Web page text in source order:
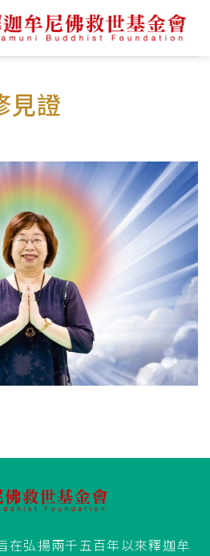
見證
在弘揚兩千五百年以來釋迦牟